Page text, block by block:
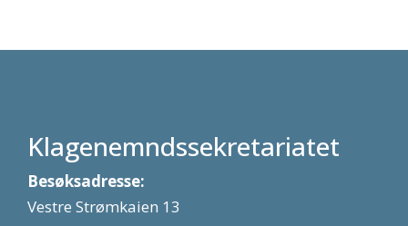
Klagenemndssekretariatet
Besøksadresse:
Vestre Strømkaien 13